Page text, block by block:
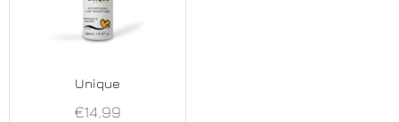
Unique
€14.99